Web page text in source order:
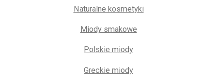
Naturalne kosmetyki
Miody smakowe
Polskie miody
Greckie miody